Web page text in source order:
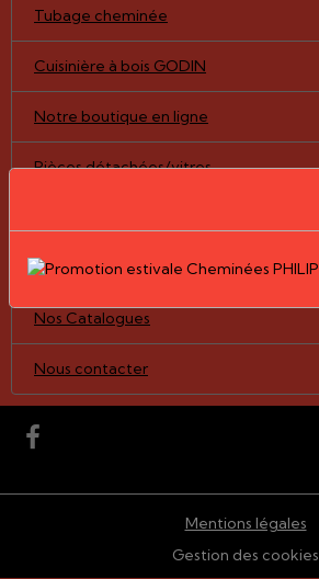
Tubage cheminée
Cuisinière à bois GODIN
Notre boutique en ligne
Pièces détachées/vitres
Le Groupe PHILIPPE
Nos Catalogues
Nous contacter
Mentions légales
Gestion des cookies